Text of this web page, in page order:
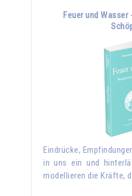
Feuer und
Eindrücke,
in uns ein und
modellieren die Kräfte,